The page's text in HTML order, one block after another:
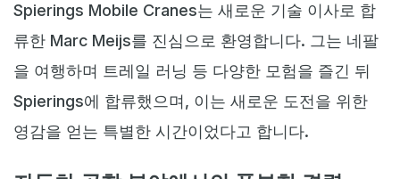
이벤트
다운로드
My Spierings
쿠키 정책
Spierings Mobile Cranes는 새로운 기술 이사로 합
류한 Marc Meijs를 진심으로 환영합니다. 그는 네팔
을 여행하며 트레일 러닝 등 다양한 모험을 즐긴 뒤
Spierings에 합류했으며, 이는 새로운 도전을 위한
영감을 얻는 특별한 시간이었다고 합니다.